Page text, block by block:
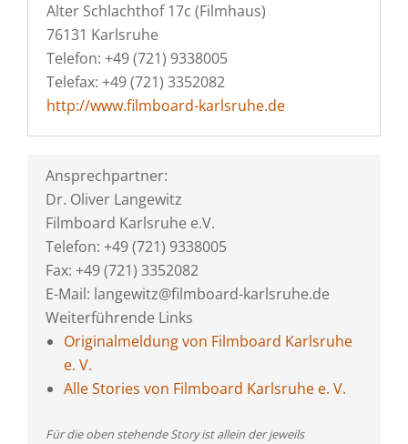
Alter Schlachthof 17c (Filmhaus)
76131 Karlsruhe
Telefon: +49 (721) 9338005
Telefax: +49 (721) 3352082
http://www.filmboard-karlsruhe.de
Ansprechpartner:
Dr. Oliver Langewitz
Filmboard Karlsruhe e.V.
Telefon: +49 (721) 9338005
Fax: +49 (721) 3352082
E-Mail: langewitz@filmboard-karlsruhe.de
Weiterführende Links
Originalmeldung von Filmboard Karlsruhe
e. V.
Alle Stories von Filmboard Karlsruhe e. V.
Für die oben stehende Story ist allein der jeweils